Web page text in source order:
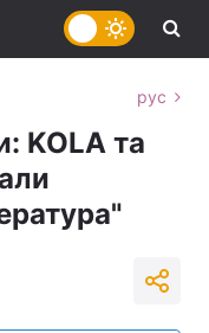
рус
KOLA та